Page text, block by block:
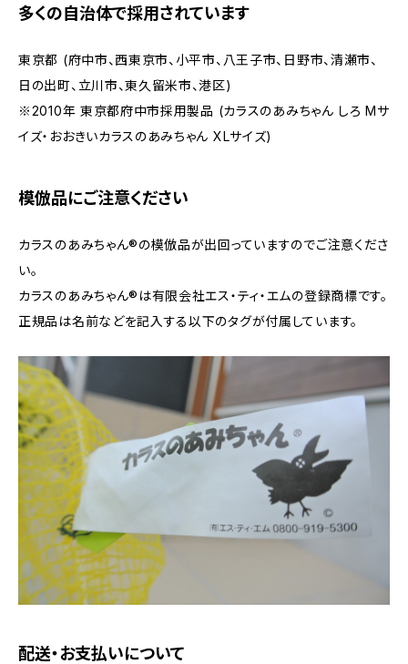
多くの自治体で採用されています
東京都 (府中市、西東京市、小平市、八王子市、日野市、清瀬市、
日の出町、立川市、東久留米市、港区)
※2010年 東京都府中市採用製品 (カラスのあみちゃん しろ Mサ
イズ・おおきいカラスのあみちゃん XLサイズ)
模倣品にご注意ください
カラスのあみちゃん®の模倣品が出回っていますのでご注意くださ
い。
カラスのあみちゃん®は有限会社エス・ティ・エムの登録商標です。
正規品は名前などを記入する以下のタグが付属しています。
配送・お支払いについて